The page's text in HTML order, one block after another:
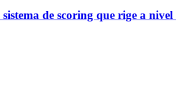
sistema de scoring que rige a